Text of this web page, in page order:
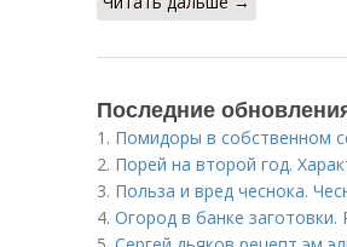
Последние
1. Помидоры в собственном
2. Порей на второй год.
3. Польза и вред чеснока.
4. Огород в банке заготовки.